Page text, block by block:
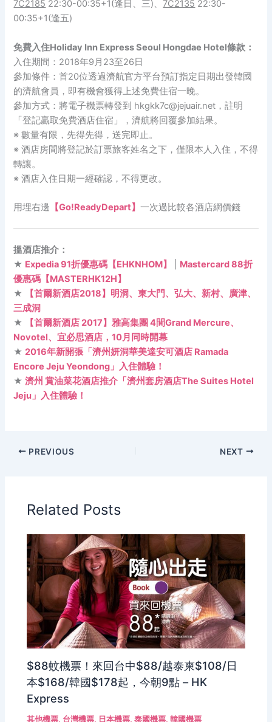
7C2185 22:30-00:35+1(逢日、三)、 7C2135 22:30-
00:35+1(逢五)
免費入住Holiday Inn Express Seoul Hongdae Hotel條款：
入住期間：2018年9月23至26日
參加條件：首20位透過濟航官方平台預訂指定日期出發韓國
的濟航會員，即有機會獲得上述免費住宿一晚。
參加方式：將電子機票轉發到 hkgkk7c@jejuair.net，註明
「登記贏取免費酒店住宿」，濟航將回覆參加結果。
※ 數量有限，先得先得，送完即止。
※ 酒店房間將登記於訂票旅客姓名之下，僅限本人入住，不得
轉讓。
※ 酒店入住日期一經確認，不得更改。
用埋右邊 【Go!ReadyDepart】一次過比較各酒店網價錢
搵酒店推介：
★ Expedia 91折優惠碼【EHKNHOM】
Mastercard 88折
優惠碼【MASTERHK12H】
★
【首爾新酒店2018】明洞、東大門、弘大、新村、廣津、
三成洞
★
【首爾新酒店 2017】雅高集團 4間Grand Mercure、
Novotel、宜必思酒店，10月同時開幕
★2016年新開張「濟州妍洞華美達安可酒店 Ramada
Encore Jeju Yeondong」入住體驗！
★濟州 賞油菜花酒店推介「濟州套房酒店The Suites Hotel
Jeju」入住體驗！
PREVIOUS NEXT
Related Posts
$88蚊機票！來回台中$88/越泰柬$108/日
本$168/韓國$178起，今朝9點 – HK
Express
其他機票, 台灣機票, 日本機票,泰國機票,韓國機票